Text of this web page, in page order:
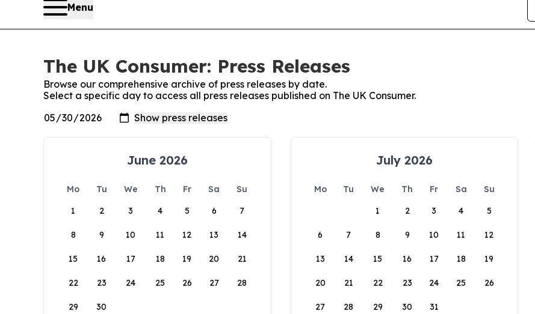
Menu
The UK Consumer: Press Releases
Browse our comprehensive archive of press releases by date.
Select a specific day to access all press releases published on The UK Consumer.
June 2026
Mo Tu We Th Fr Sa
Su
1
2 3 4 5 6 7
8 9 10 11 12 13 14
15 16 17 18 19 20 21
22 23 24 25 26 27 28
29 30
July 2026
Mo Tu We Th Fr Sa
Su
1
2 3 4 5
6 7 8 9 10 11 12
13 14 15 16 17 18 19
20 21 22 23 24 25 26
27 28 29 30 31